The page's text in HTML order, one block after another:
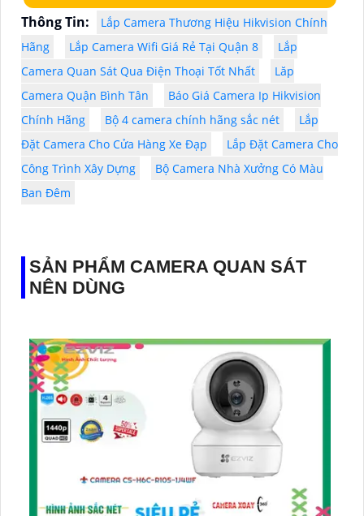
Thông Tin:
Lắp Camera Thương Hiệu Hikvision Chính
Hãng
Lắp Camera Wifi Giá Rẻ Tại Quận 8
Lắp
Camera Quan Sát Qua Điện Thoại Tốt Nhất
Lăp
Camera Quận Bình Tân
Báo Giá Camera Ip Hikvision
Chính Hãng
Bộ 4 camera chính hãng sắc nét
Lắp
Đặt Camera Cho Cửa Hàng Xe Đạp
Lắp Đặt Camera Cho
Công Trình Xây Dựng
Bộ Camera Nhà Xưởng Có Màu
Ban Đêm
SẢN PHẨM CAMERA QUAN SÁT
NÊN DÙNG